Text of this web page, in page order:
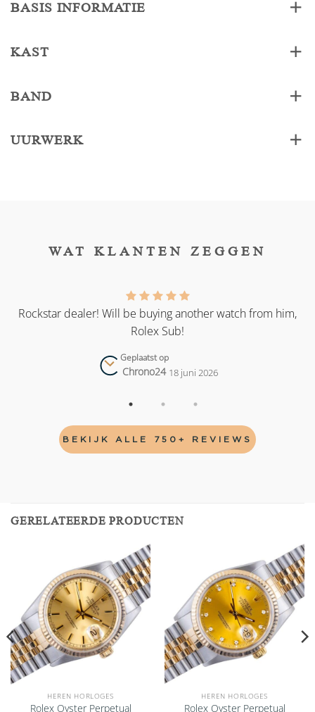
BASIS INFORMATIE
KAST
BAND
UURWERK
WAT KLANTEN ZEGGEN
Rockstar dealer! Will be buying another watch from him,
Rolex Sub!
Geplaatst op
Chrono24 18 juni 2026
BEKIJK ALLE 750+ REVIEWS
GERELATEERDE PRODUCTEN
Add to
wishlist
HEREN HORLOGES
Rolex Oyster Perpetual
Add to
wishlist
HEREN HORLOGES
Rolex Oyster Perpetual